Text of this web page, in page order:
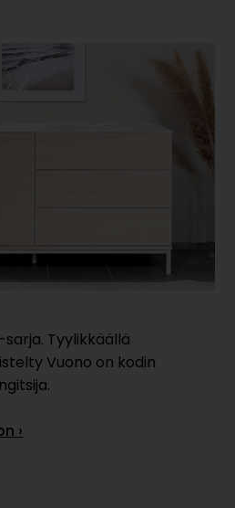
Tyylikkäällä
Vuono on kodin
›